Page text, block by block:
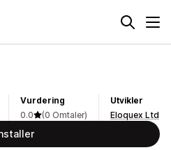
Vurdering
0.0
(0 Omtaler)
Utvikler
Eloquex Ltd